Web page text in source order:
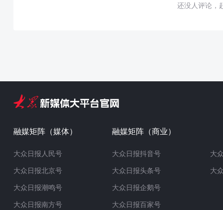
还没人评论，
融媒矩阵（媒体）
大众日报人民号
大众日报北京号
大众日报潮鸣号
大众日报南方号
融媒矩阵（商业）
大众日报抖音号
大众日报头条号
大众日报企鹅号
大众日报百家号
大
大